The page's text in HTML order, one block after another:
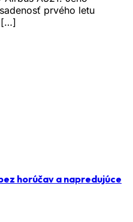
prvého letu
[…]
horúčav a napredujúce